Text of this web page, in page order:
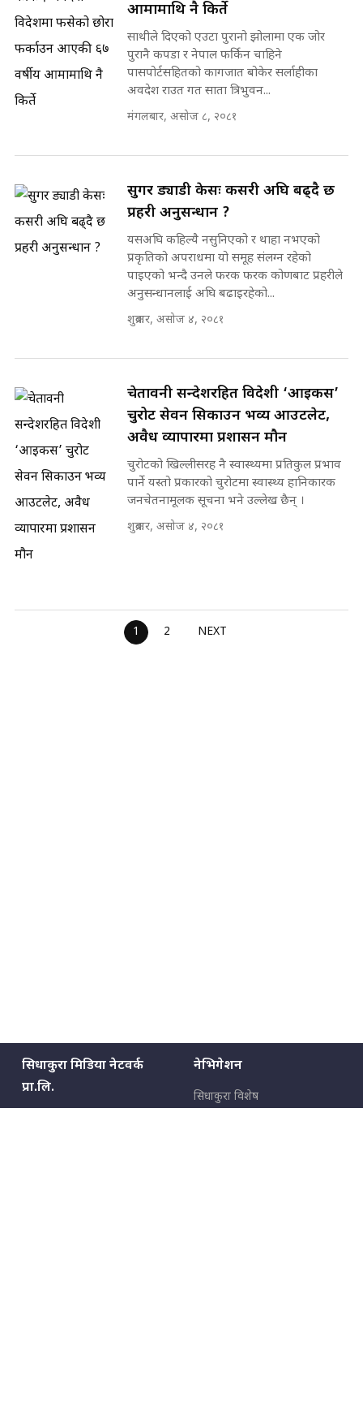
आमामाथि नै किर्ते
साथीले दिएको एउटा पुरानो झोलामा एक जोर
पुरानै कपडा र नेपाल फर्किन चाहिने
पासपोर्टसहितको कागजात बोकेर सर्लाहीका
अवदेश राउत गत साता त्रिभुवन...
मंगलबार, असोज ८, २०८१
सुगर ड्याडी केसः कसरी अघि बढ्दै छ
प्रहरी अनुसन्धान ?
यसअघि कहिल्यै नसुनिएको र थाहा नभएको
प्रकृतिको अपराधमा यो समूह संलग्न रहेको
पाइएको भन्दै उनले फरक फरक कोणबाट प्रहरीले
अनुसन्धानलाई अघि बढाइरहेको...
शुक्रबार, असोज ४, २०८१
चेतावनी सन्देशरहित विदेशी ‘आइकस’
चुरोट सेवन सिकाउन भव्य आउटलेट,
अवैध व्यापारमा प्रशासन मौन
चुरोटको खिल्लीसरह नै स्वास्थ्यमा प्रतिकुल प्रभाव
पार्ने यस्तो प्रकारको चुरोटमा स्वास्थ्य हानिकारक
जनचेतनामूलक सूचना भने उल्लेख छैन् ।
शुक्रबार, असोज ४, २०८१
1 2 NEXT
सिधाकुरा मिडिया नेटवर्क
प्रा.लि.
नेभिगेशन
सिधाकुरा विशेष